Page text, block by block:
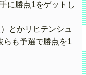
に勝点1をゲットし
とかリヒテンシュ
らも予選で勝点を1